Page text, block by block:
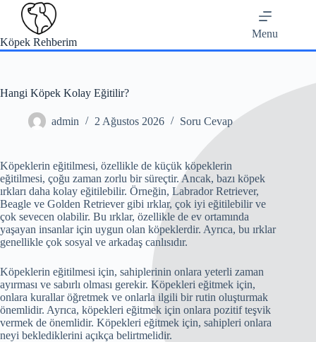
content
Köpek Rehberim
Menu
Hangi Köpek Kolay Eğitilir?
admin 2 Ağustos 2026 Soru Cevap
Köpeklerin eğitilmesi, özellikle de küçük köpeklerin
eğitilmesi, çoğu zaman zorlu bir süreçtir. Ancak, bazı köpek
ırkları daha kolay eğitilebilir. Örneğin, Labrador Retriever,
Beagle ve Golden Retriever gibi ırklar, çok iyi eğitilebilir ve
çok sevecen olabilir. Bu ırklar, özellikle de ev ortamında
yaşayan insanlar için uygun olan köpeklerdir. Ayrıca, bu ırklar
genellikle çok sosyal ve arkadaş canlısıdır.
Köpeklerin eğitilmesi için, sahiplerinin onlara yeterli zaman
ayırması ve sabırlı olması gerekir. Köpekleri eğitmek için,
onlara kurallar öğretmek ve onlarla ilgili bir rutin oluşturmak
önemlidir. Ayrıca, köpekleri eğitmek için onlara pozitif teşvik
vermek de önemlidir. Köpekleri eğitmek için, sahipleri onlara
neyi beklediklerini açıkça belirtmelidir.